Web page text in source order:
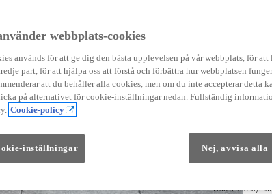
Från 3 958 kr/
webbplats-cookies
används för att ge dig den bästa upplevelsen på vår webbplats, för
part, för att hjälpa oss att förstå och förbättra hur webbplatsen
att du behåller alla cookies, men om du inte accepterar detta
på alternativet för cookie-inställningar nedan. Fullständig
Cookie-policy
inställningar Nej, avvisa alla